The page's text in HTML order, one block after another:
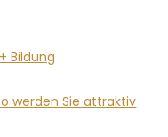
Bildung
werden Sie attraktiv